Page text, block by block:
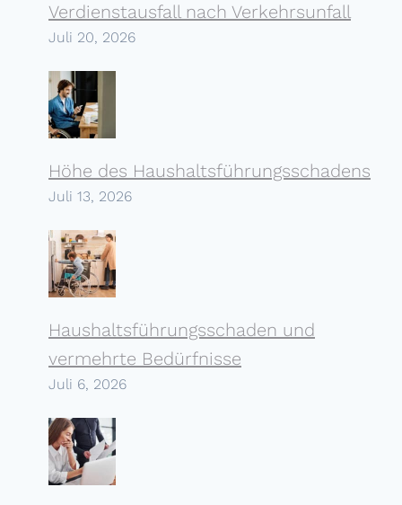
Verdienstausfall nach Verkehrs­unfall
Juli 20, 2026
Höhe des Haushalts­führungs­schadens
Juli 13, 2026
Haushalts­führungs­schaden und
vermehrte Bedürfnisse
Juli 6, 2026